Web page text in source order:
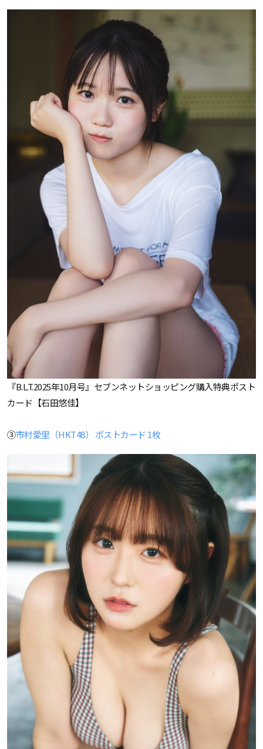
『B.L.T.2025年10月号』セブンネットショッピング購入特典ポスト
カード【石田悠佳】
③市村愛里（HKT48） ポストカード 1枚